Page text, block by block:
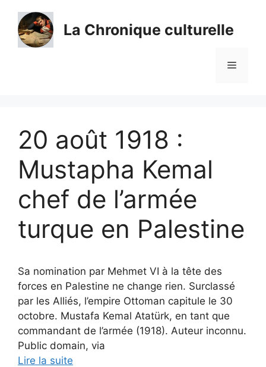
contenu
La Chronique culturelle
Menu
20 août 1918 :
Mustapha Kemal
chef de l’armée
turque en Palestine
Sa nomination par Mehmet VI à la tête des
forces en Palestine ne change rien. Surclassé
par les Alliés, l’empire Ottoman capitule le 30
octobre. Mustafa Kemal Atatürk, en tant que
commandant de l’armée (1918). Auteur inconnu.
Public domain, via
Lire la suite